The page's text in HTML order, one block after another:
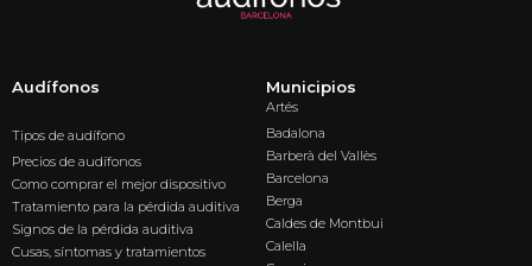
Audífonos
Tipos de audífono
Precios de audífonos
Como comprar el mejor dispositivo
Tratamiento para la pérdida auditiva
Signos de la pérdida auditiva
Cusas, síntomas y tratamientos
Municipios
Artés
Badalona
Barberà del Vallès
Barcelona
Berga
Caldes de Montbui
Calella